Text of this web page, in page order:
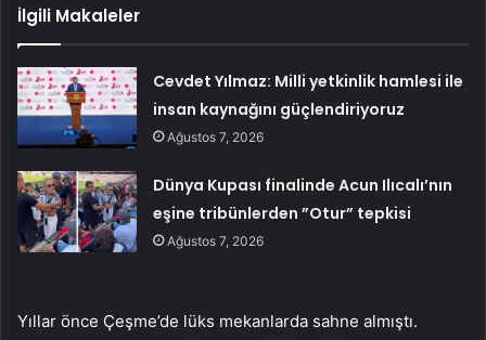
İlgili Makaleler
Cevdet Yılmaz: Milli yetkinlik hamlesi ile
insan kaynağını güçlendiriyoruz
Ağustos 7, 2026
Dünya Kupası finalinde Acun Ilıcalı’nın
eşine tribünlerden ”Otur” tepkisi
Ağustos 7, 2026
Yıllar önce Çeşme’de lüks mekanlarda sahne almıştı.